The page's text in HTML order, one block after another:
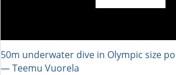
50m underwater dive in Olympic size
― Teemu Vuorela